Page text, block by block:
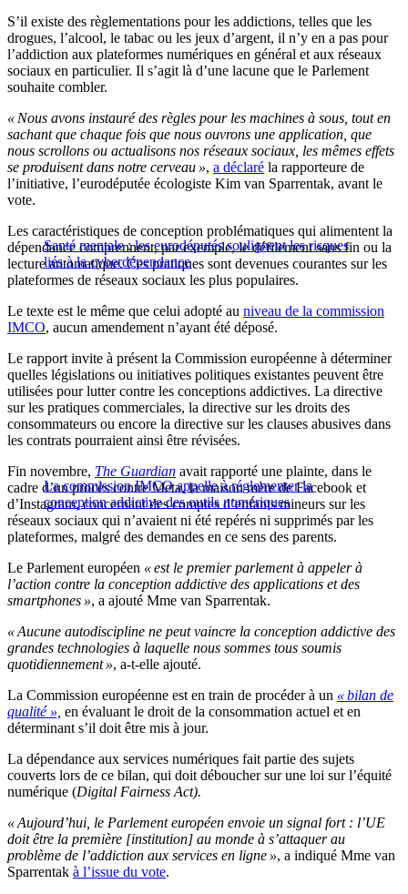
S’il existe des règlementations pour les addictions, telles que les
drogues, l’alcool, le tabac ou les jeux d’argent, il n’y en a pas pour
l’addiction aux plateformes numériques en général et aux réseaux
sociaux en particulier. Il s’agit là d’une lacune que le Parlement
souhaite combler.
« Nous avons instauré des règles pour les machines à sous, tout en
sachant que chaque fois que nous ouvrons une application, que
nous scrollons ou actualisons nos réseaux sociaux, les mêmes effets
se produisent dans notre cerveau », a déclaré la rapporteure de
l’initiative, l’eurodéputée écologiste Kim van Sparrentak, avant le
vote.
Santé mentale : les eurodéputés soulignent les risques
liés à la cyberdépendance
Les caractéristiques de conception problématiques qui alimentent la
dépendance comprennent, par exemple, le défilement sans fin ou la
lecture automatique. Ces pratiques sont devenues courantes sur les
plateformes de réseaux sociaux les plus populaires.
Le texte est le même que celui adopté au niveau de la commission
IMCO, aucun amendement n’ayant été déposé.
Le rapport invite à présent la Commission européenne à déterminer
quelles législations ou initiatives politiques existantes peuvent être
utilisées pour lutter contre les conceptions addictives. La directive
sur les pratiques commerciales, la directive sur les droits des
consommateurs ou encore la directive sur les clauses abusives dans
les contrats pourraient ainsi être révisées.
La commission IMCO appelle à réglementer la
conception addictive des outils numériques
Fin novembre, The Guardian avait rapporté une plainte, dans le
cadre d’un procès contre Meta, la maison mère de Facebook et
d’Instagram, concernant des comptes d’enfants mineurs sur les
réseaux sociaux qui n’avaient ni été repérés ni supprimés par les
plateformes, malgré des demandes en ce sens des parents.
Le Parlement européen « est le premier parlement à appeler à
l’action contre la conception addictive des applications et des
smartphones », a ajouté Mme van Sparrentak.
« Aucune autodiscipline ne peut vaincre la conception addictive des
grandes technologies à laquelle nous sommes tous soumis
quotidiennement », a-t-elle ajouté.
La Commission européenne est en train de procéder à un « bilan de
qualité », en évaluant le droit de la consommation actuel et en
déterminant s’il doit être mis à jour.
La dépendance aux services numériques fait partie des sujets
couverts lors de ce bilan, qui doit déboucher sur une loi sur l’équité
numérique (Digital Fairness Act).
« Aujourd’hui, le Parlement européen envoie un signal fort : l’UE
doit être la première [institution] au monde à s’attaquer au
problème de l’addiction aux services en ligne », a indiqué Mme van
Sparrentak à l’issue du vote.